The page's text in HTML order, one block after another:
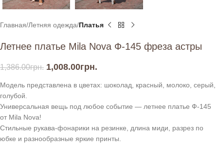
Главная Летняя одежда Платья
Летнее платье Mila Nova Ф-145 фреза астры
1,386.00грн. 1,008.00грн.
Модель представлена в цветах: шоколад, красный, молоко, серый,
голубой.
Универсальная вещь под любое событие — летнее платье Ф-145
от Mila Nova!
Стильные рукава-фонарики на резинке, длина миди, разрез по
юбке и разнообразные яркие принты.